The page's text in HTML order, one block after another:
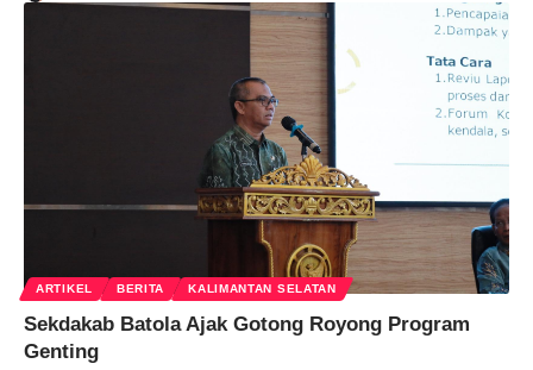
ARTIKEL BERITA KALIMANTAN SELATAN
Sekdakab Batola Ajak Gotong Royong Program
Genting